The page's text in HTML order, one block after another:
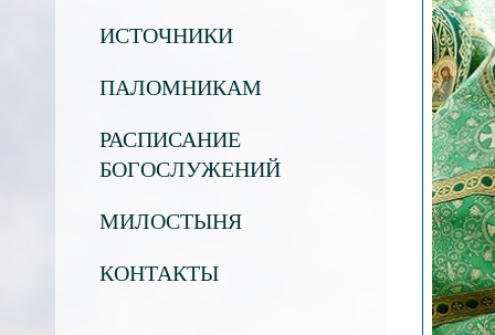
ИСТОЧНИКИ
ПАЛОМНИКАМ
РАСПИСАНИЕ
БОГОСЛУЖЕНИЙ
МИЛОСТЫНЯ
КОНТАКТЫ